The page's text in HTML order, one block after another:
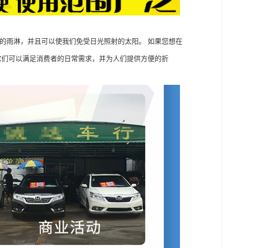
雨淋，并且可以使我们免受日光照射的太阳。 如果您想在
可以满足消费者的日常需求，并为人们提供方便的折